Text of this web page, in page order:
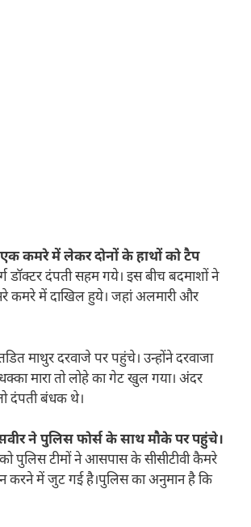
कमरे में लेकर दोनों के हाथों को टैप
डॉक्टर दंपती सहम गये। इस बीच बदमाशों ने
कमरे में दाखिल हुये। जहां अलमारी और
माथुर दरवाजे पर पहुंचे। उन्होंने दरवाजा
मारा तो लोहे का गेट खुल गया। अंदर
दंपती बंधक थे।
ने पुलिस फोर्स के साथ मौके पर पहुंचे।
पुलिस टीमों ने आसपास के सीसीटीवी कैमरे
करने में जुट गई है।पुलिस का अनुमान है कि